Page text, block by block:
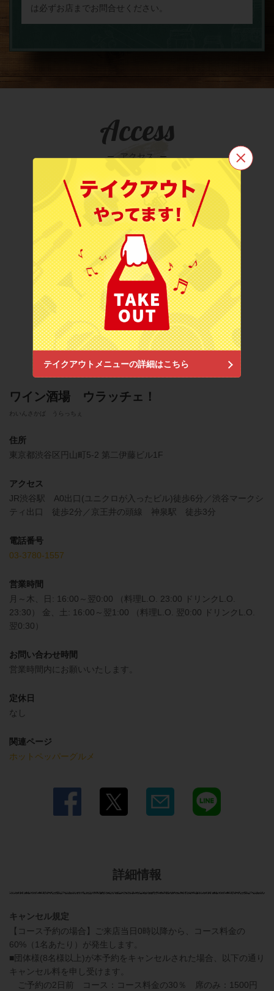
テイクアウトメニューの詳細はこちら
は必ずお店までお問合せください。
Access
アクセス
地図アプリで見る
ワイン酒場 ウラッチェ！
わいんさかば うらっちぇ
住所
東京都渋谷区円山町5-2 第二伊藤ビル1F
アクセス
JR渋谷駅 A0出口(ユニクロが入ったビル)徒歩6分／渋谷マークシ
ティ出口 徒歩2分／京王井の頭線 神泉駅 徒歩3分
電話番号
03-3780-1557
営業時間
月～木、日: 16:00～翌0:00 （料理L.O. 23:00 ドリンクL.O.
23:30） 金、土: 16:00～翌1:00 （料理L.O. 翌0:00 ドリンクL.O.
翌0:30）
お問い合わせ時間
営業時間内にお願いいたします。
定休日
なし
関連ページ
ホットペッパーグルメ
詳細情報
キャンセル規定
【コース予約の場合】ご来店当日0時以降から、コース料金の
60%（1名あたり）が発生します。
■団体様(8名様以上)が本予約をキャンセルされた場合、以下の通り
キャンセル料を申し受けます。
ご予約の2日前 コース：コース料金の30％ 席のみ：1500円
この店舗情報をシェアする
ワイン酒場 ウラッチェ！
東京都渋谷区円山町5-2 第二伊藤ビル1F
https://winesakaba-urazie.owst.jp/
お店情報をコピー
閉じる